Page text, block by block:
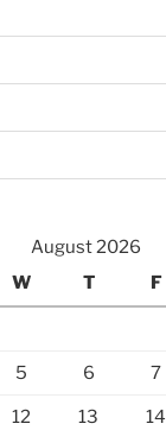
August 2026
W T F
5 6 7
12 13 14